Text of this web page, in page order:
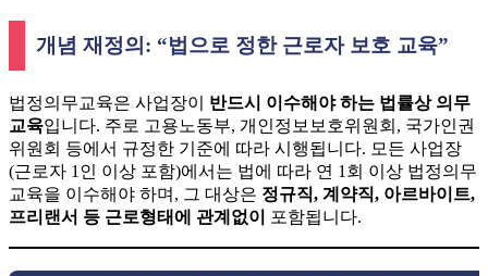
개념 재정의: “법으로 정한 근로자 보호 교육”
법정의무교육은 사업장이 반드시 이수해야 하는 법률상 의무
교육입니다. 주로 고용노동부, 개인정보보호위원회, 국가인권
위원회 등에서 규정한 기준에 따라 시행됩니다. 모든 사업장
(근로자 1인 이상 포함)에서는 법에 따라 연 1회 이상 법정의무
교육을 이수해야 하며, 그 대상은 정규직, 계약직, 아르바이트,
프리랜서 등 근로형태에 관계없이
포함됩니다.